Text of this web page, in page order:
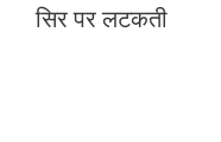
सिर पर लटकती